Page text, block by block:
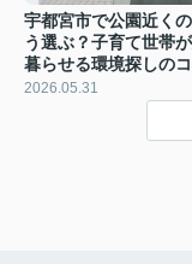
宇都宮市で公園近く
う選ぶ？子育て世帯
暮らせる環境探しの
2026.05.31